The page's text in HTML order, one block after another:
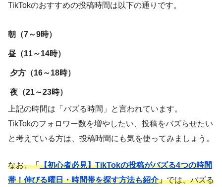
TikTokのおすすめの投稿時間は以下の通りです。
朝（7～9時）
昼（11～14時）
夕方（16～18時）
夜（21～23時）
上記の時間は「バズる時間」と言われています。
TikTokのフォロワー数を増やしたい、投稿をバズらせたい
と考えている方は、投稿時間にも気を使ってみましょう。
なお、「【初心者必見】TikTokの投稿がバズる4つの時間
帯！伸びる曜日・時間帯を探す方法も紹介」では、バズる